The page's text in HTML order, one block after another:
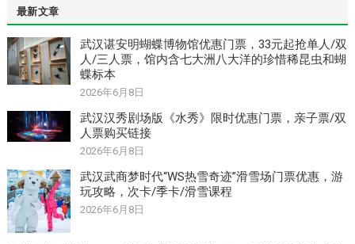
最新文章
武汉谌安明蝴蝶博物馆优惠门票，33元起抢单人/双
人/三人票，馆内含七大洲八大洋的珍惜稀昆虫和蝴
蝶标本
2026年6月8日
武汉汉秀剧场版《水秀》限时优惠门票，亲子票/双
人票购买链接
2026年6月8日
武汉武商梦时代“WS热雪奇迹”滑雪场门票优惠，游
玩攻略，次卡/季卡/滑雪课程
2026年6月8日